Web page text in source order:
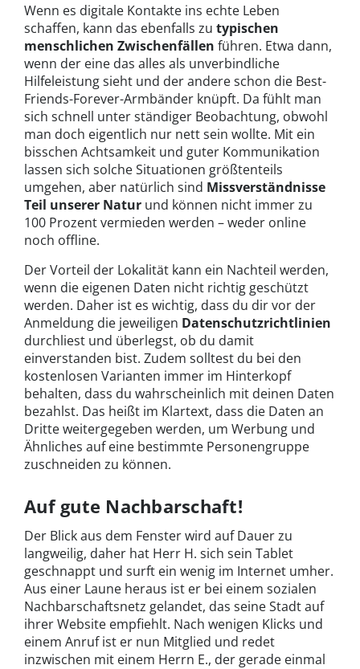
Wenn es digitale Kontakte ins echte Leben
schaffen, kann das ebenfalls zu typischen
menschlichen Zwischenfällen führen. Etwa dann,
wenn der eine das alles als unverbindliche
Hilfeleistung sieht und der andere schon die Best-
Friends-Forever-Armbänder knüpft. Da fühlt man
sich schnell unter ständiger Beobachtung, obwohl
man doch eigentlich nur nett sein wollte. Mit ein
bisschen Achtsamkeit und guter Kommunikation
lassen sich solche Situationen größtenteils
umgehen, aber natürlich sind Missverständnisse
Teil unserer Natur und können nicht immer zu
100 Prozent vermieden werden – weder online
noch offline.
Der Vorteil der Lokalität kann ein Nachteil werden,
wenn die eigenen Daten nicht richtig geschützt
werden. Daher ist es wichtig, dass du dir vor der
Anmeldung die jeweiligen Datenschutzrichtlinien
durchliest und überlegst, ob du damit
einverstanden bist. Zudem solltest du bei den
kostenlosen Varianten immer im Hinterkopf
behalten, dass du wahrscheinlich mit deinen Daten
bezahlst. Das heißt im Klartext, dass die Daten an
Dritte weitergegeben werden, um Werbung und
Ähnliches auf eine bestimmte Personengruppe
zuschneiden zu können.
Auf gute Nachbarschaft!
Der Blick aus dem Fenster wird auf Dauer zu
langweilig, daher hat Herr H. sich sein Tablet
geschnappt und surft ein wenig im Internet umher.
Aus einer Laune heraus ist er bei einem sozialen
Nachbarschaftsnetz gelandet, das seine Stadt auf
ihrer Website empfiehlt. Nach wenigen Klicks und
einem Anruf ist er nun Mitglied und redet
inzwischen mit einem Herrn E., der gerade einmal